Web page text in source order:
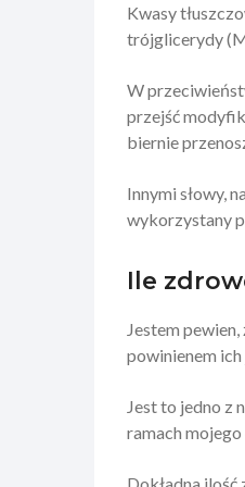
Kwasy
trójglicerydy
W
przejść
biernie
Innymi słowy,
wykorzystany
Ile
Jestem
powinienem ich
Jest to jedno z
ramach